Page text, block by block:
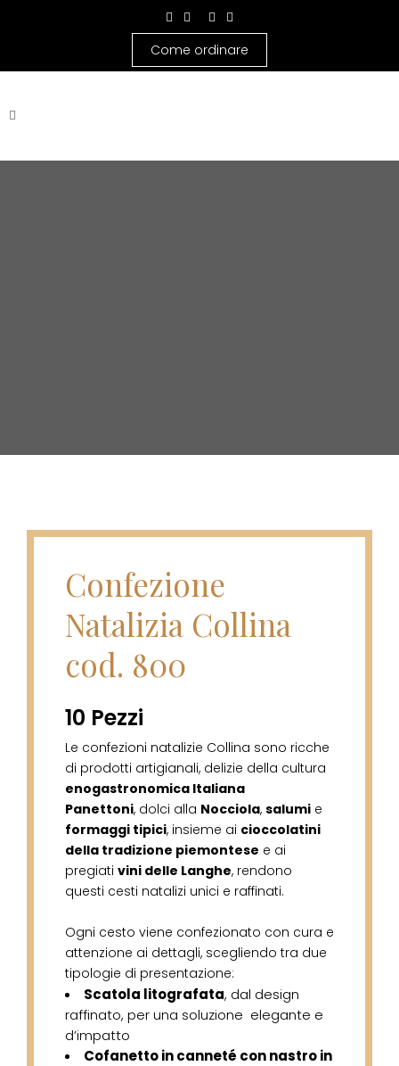
Come ordinare
Confezione
Natalizia Collina
cod. 800
10 Pezzi
Le confezioni natalizie Collina sono ricche
di prodotti artigianali, delizie della cultura
enogastronomica Italiana
Panettoni, dolci alla Nocciola, salumi e
formaggi tipici, insieme ai cioccolatini
della tradizione piemontese e ai
pregiati vini delle Langhe, rendono
questi cesti natalizi unici e raffinati.
Ogni cesto viene confezionato con cura e
attenzione ai dettagli, scegliendo tra due
tipologie di presentazione:
Scatola litografata, dal design
raffinato, per una soluzione elegante e
d’impatto
Cofanetto in canneté con nastro in